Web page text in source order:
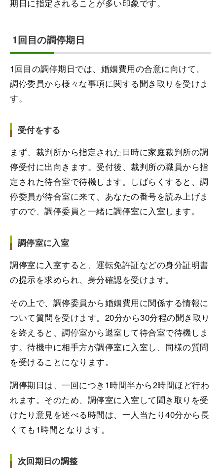
期日に指定されることが多い印象です。
1回目の調停期日
1回目の調停期日では、婚姻費用の合意に向けて、
調停委員から様々な事項に関する聞き取りを受けま
す。
受付をする
まず、裁判所から指定された日時に家庭裁判所の調
停受付に出向きます。受付後、裁判所の職員から指
定された待合室で待機します。しばらくすると、調
停委員が待合室に来て、あなたの番号を読み上げま
すので、調停委員と一緒に調停室に入室します。
調停室に入室
調停室に入室すると、運転免許証などの身分証明書
の提示を求められ、身分確認を受けます。
その上で、調停委員から婚姻費用に関係する情報に
ついて質問を受けます。20分から30分程の聞き取り
を終えると、調停室から退室して待合室で待機しま
す。待機中に相手方が調停室に入室し、同様の質問
を受けることになります。
調停期日は、一回につき1時間半から2時間ほど行わ
れます。そのため、調停室に入室して聞き取りを受
けたり意見を述べる時間は、一人当たり40分から長
くても1時間となります。
次回期日の調整